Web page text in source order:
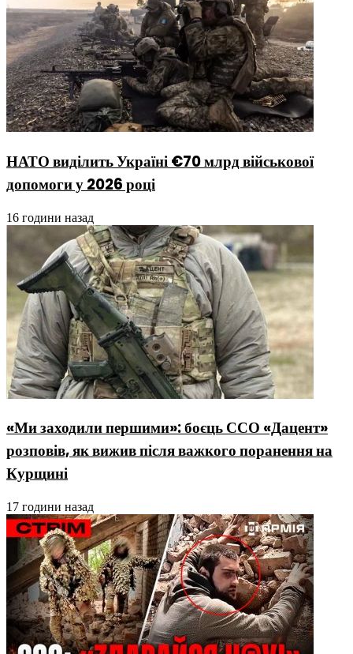
НАТО виділить Україні €70 млрд військової
допомоги у 2026 році
16 години назад
«Ми заходили першими»: боєць ССО «Дацент»
розповів, як вижив після важкого поранення на
Курщині
17 години назад